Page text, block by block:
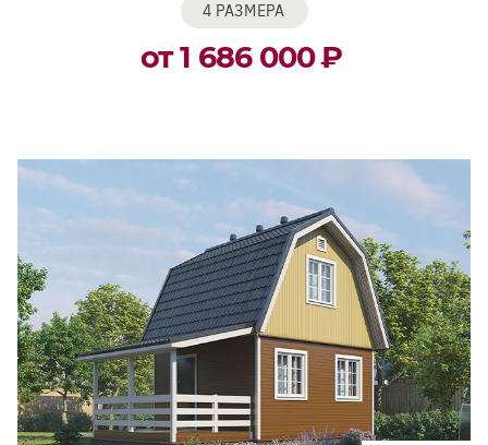
4 РАЗМЕРА
от 1 686 000₽